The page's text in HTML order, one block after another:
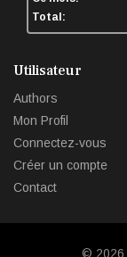
Total:
Utilisateur
Authors
Mon Profil
Connectez-vous
Créer un compte
Contact
© 2026